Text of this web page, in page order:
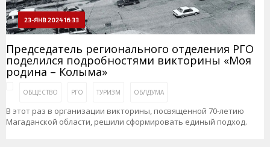
23-ЯНВ 2024 16:33
Председатель регионального отделения РГО
поделился подробностями викторины «Моя
родина – Колыма»
ОБЩЕСТВО РГО ТУРИЗМ ОБЛДУМА
В этот раз в организации викторины, посвященной 70-летию
Магаданской области, решили сформировать единый подход.